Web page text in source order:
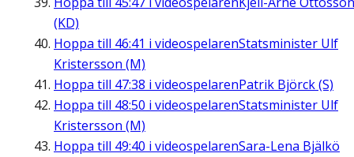
(KD)
Hoppa till 46:41 i videospelarenStatsminister Ulf
Kristersson (M)
Hoppa till 47:38 i videospelarenPatrik Björck (S)
Hoppa till 48:50 i videospelarenStatsminister Ulf
Kristersson (M)
Hoppa till 49:40 i videospelarenSara-Lena Bjälkö